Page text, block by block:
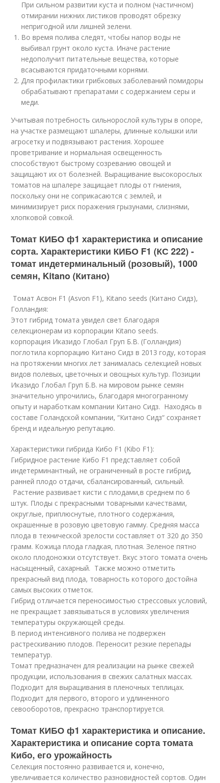
При сильном развитии куста и полном (частичном)
отмирании нижних листиков проводят обрезку
непригодной или лишней зелени.
Во время полива следят, чтобы напор воды не
выбивал грунт около куста. Иначе растение
недополучит питательные вещества, которые
всасываются придаточными корнями.
Для профилактики грибковых заболеваний помидоры
обрабатывают препаратами с содержанием серы и
меди.
Учитывая потребность сильнорослой культуры в опоре,
на участке размещают шпалеры, длинные колышки или
агросетку и подвязывают растения. Хорошее
проветривание и нормальная освещенность
способствуют быстрому созреванию овощей и
защищают их от болезней. Выращивание высокорослых
томатов на шпалере защищает плоды от гниения,
поскольку они не соприкасаются с землей, и
минимизирует риск поражения грызунами, слизнями,
хлопковой совкой.
Томат КИБО ф1 характеристика и описание
сорта. Характеристики КИБО F1 (КС 222) -
томат индетерминальный (розовый), 1000
семян, Kitano (Китано)
​ Томат Асвон F1 (Asvon F1), Kitano seeds (Китано Сидз),
Голландия:
Этот гибрид томата увидел свет благодаря
селекционерам из корпорации Kitano seeds.
корпорация Иказидо Глобал Груп Б.В. (Голландия)
поглотила корпорацию Китано Сидз в 2013 году, которая
на протяжении многих лет занималась селекцией новых
видов полевых, цветочных и овощных культур. Позиции
Иказидо Глобал Груп Б.В. на мировом рынке семян
значительно упрочились, благодаря многогранному
опыту и наработкам компании Китано Сидз. Находясь в
составе Голандской компании, “Китано Сидз“ сохраняет
бренд и идеальную репутацию.
Характеристики гибрида Кибо F1 (Kibo F1):
Гибридное растение Кибо F1 представляет собой
индетерминантный, не ограниченный в росте гибрид,
ранней плодо отдачи, сбалансированный, сильный.
Растение развивает кисти с плодами,в среднем по 6
штук. Плоды с прекрасными товарными качествами,
округлые, приплюснутые, плотного содержания,
окрашенные в розовую цветовую гамму. Средняя масса
плода в технической зрелости составляет от 320 до 350
грамм. Кожица плода гладкая, плотная. Зеленое пятно
около плодоножки отсутствует. Вкус этого томата очень
насыщенный, сахарный. Также можно отметить
прекрасный вид плода, товарность которого достойна
самых высоких отметок.
Гибрид отличается переносимостью стрессовых условий,
не прекращает завязываться в условиях увеличения
температуры окружающей среды.
В период интенсивного полива не подвержен
растрескиванию плодов. Переносит резкие перепады
температур.
Томат предназначен для реализации на рынке свежей
продукции, использования в свежих салатных массах.
Подходит для выращивания в пленочных теплицах.
Подходит для первого, второго и удлиненного
севооборотов, прекрасно транспортируется.
Томат КИБО ф1 характеристика и описание.
Характеристика и описание сорта томата
Кибо, его урожайность
Селекция постоянно развивается и, конечно,
увеличивается количество разновидностей сортов. Один